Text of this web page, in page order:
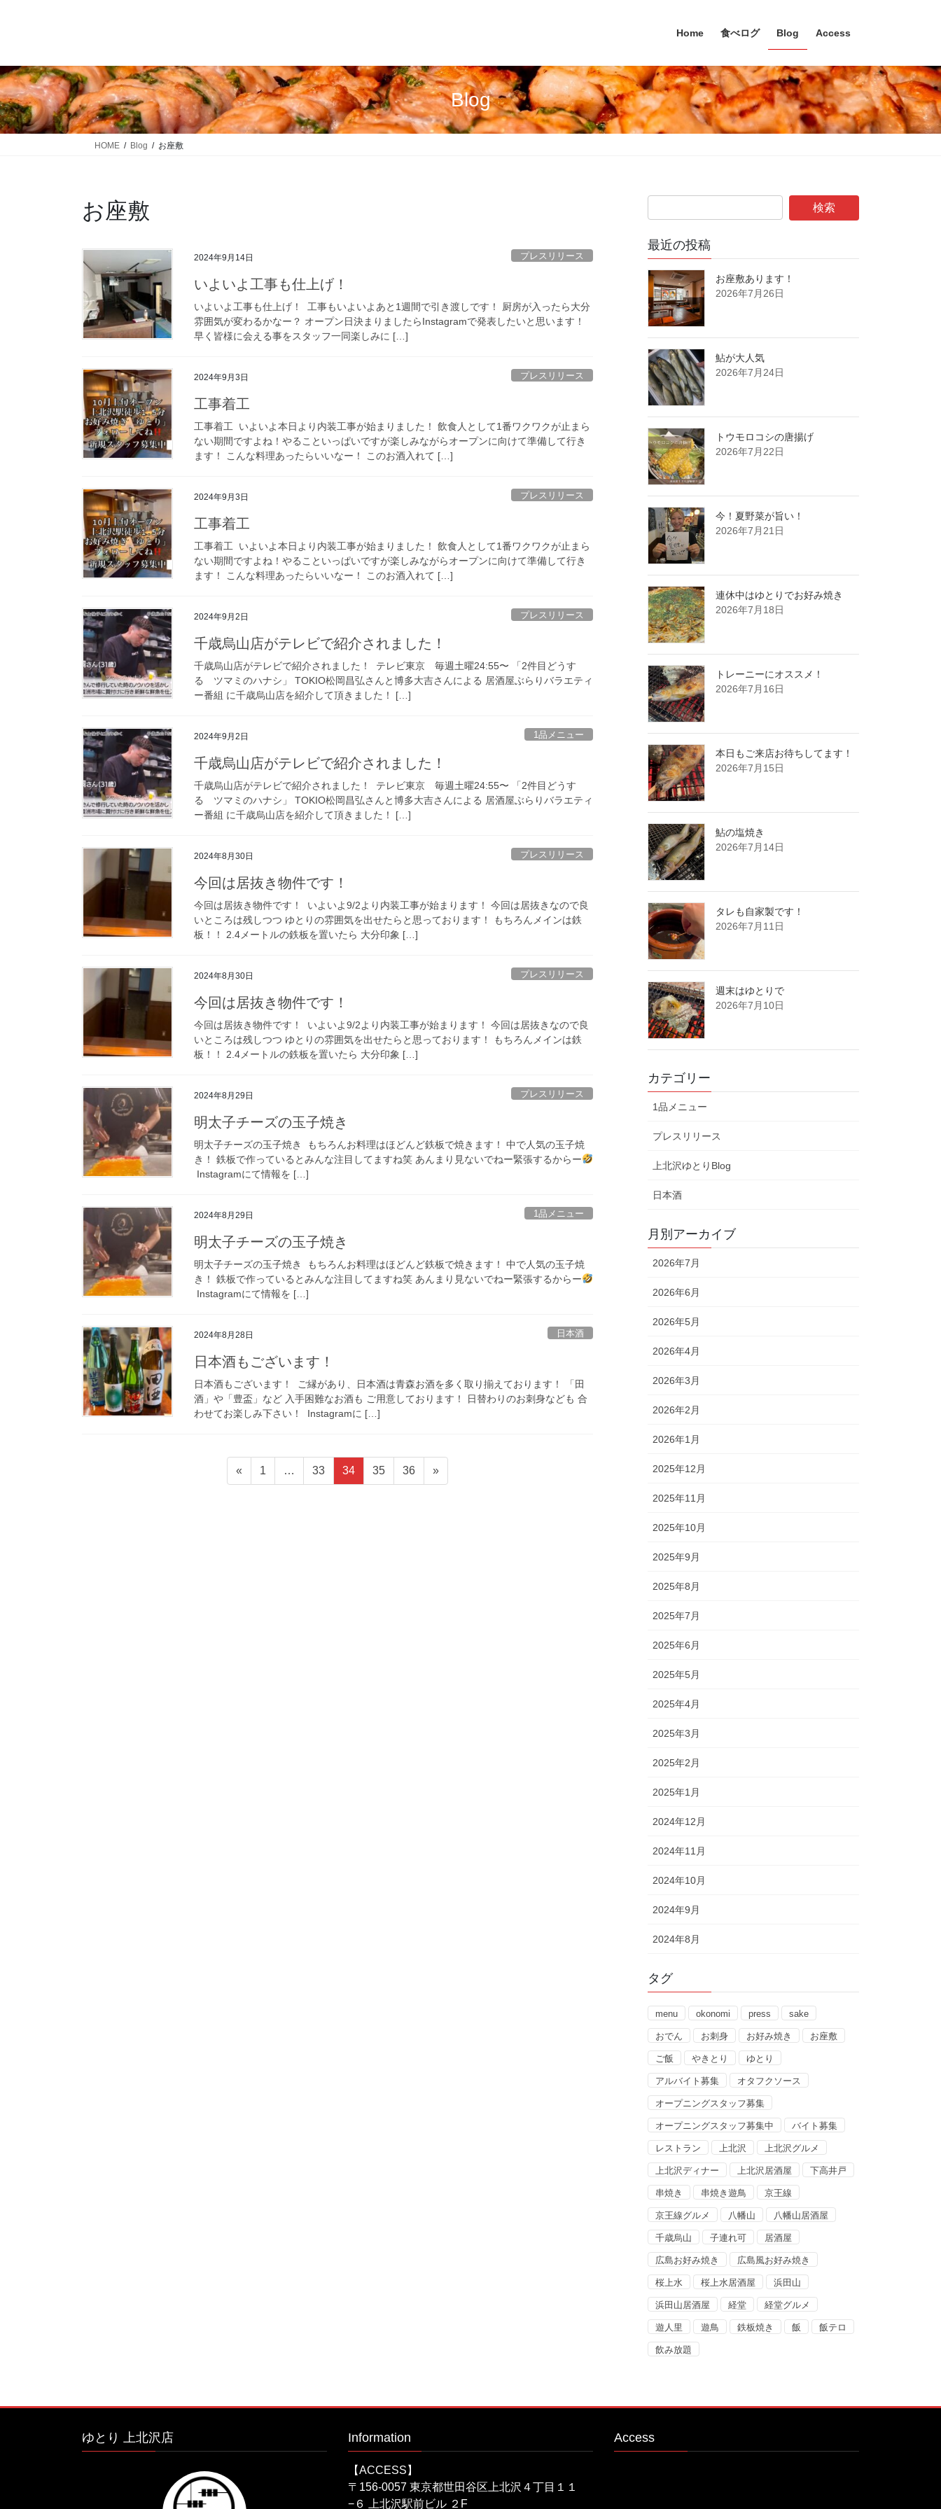
ツ
に
移
動
シ
ョ
ン
に
Home 食べログ Blog Access
Blog
HOME Blog お座敷
お座敷
2024年9月14日 プレスリリース
いよいよ工事も仕上げ！
いよいよ工事も仕上げ！ ⁡ 工事もいよいよあと1週間で引き渡しです！ 厨房が入ったら大分
雰囲気が変わるかなー？ オープン日決まりましたらInstagramで発表したいと思います！
早く皆様に会える事をスタッフ一同楽しみに […]
2024年9月3日 プレスリリース
工事着工
工事着工 ⁡ いよいよ本日より内装工事が始まりました！ 飲食人として1番ワクワクが止まら
ない期間ですよね！やることいっぱいですが楽しみながらオープンに向けて準備して行き
ます！ こんな料理あったらいいなー！ このお酒入れて […]
2024年9月3日 プレスリリース
工事着工
工事着工 ⁡ いよいよ本日より内装工事が始まりました！ 飲食人として1番ワクワクが止まら
ない期間ですよね！やることいっぱいですが楽しみながらオープンに向けて準備して行き
ます！ こんな料理あったらいいなー！ このお酒入れて […]
2024年9月2日 プレスリリース
千歳烏山店がテレビで紹介されました！
千歳烏山店がテレビで紹介されました！ ⁡ テレビ東京 毎週土曜24:55〜 「2件目どうす
る ツマミのハナシ」 TOKIO松岡昌弘さんと博多大吉さんによる 居酒屋ぶらりバラエティ
ー番組 に千歳烏山店を紹介して頂きました！ […]
2024年9月2日 1品メニュー
千歳烏山店がテレビで紹介されました！
千歳烏山店がテレビで紹介されました！ ⁡ テレビ東京 毎週土曜24:55〜 「2件目どうす
る ツマミのハナシ」 TOKIO松岡昌弘さんと博多大吉さんによる 居酒屋ぶらりバラエティ
ー番組 に千歳烏山店を紹介して頂きました！ […]
2024年8月30日 プレスリリース
今回は居抜き物件です！
今回は居抜き物件です！ ⁡ いよいよ9/2より内装工事が始まります！ 今回は居抜きなので良
いところは残しつつ ゆとりの雰囲気を出せたらと思っております！ もちろんメインは鉄
板！！ 2.4メートルの鉄板を置いたら 大分印象 […]
2024年8月30日 プレスリリース
今回は居抜き物件です！
今回は居抜き物件です！ ⁡ いよいよ9/2より内装工事が始まります！ 今回は居抜きなので良
いところは残しつつ ゆとりの雰囲気を出せたらと思っております！ もちろんメインは鉄
板！！ 2.4メートルの鉄板を置いたら 大分印象 […]
2024年8月29日 プレスリリース
明太子チーズの玉子焼き
明太子チーズの玉子焼き ⁡ もちろんお料理はほどんど鉄板で焼きます！ 中で人気の玉子焼
き！ 鉄板で作っているとみんな注目してますね笑 あんまり見ないでねー緊張するからー
⁡ Instagramにて情報を […]
2024年8月29日 1品メニュー
明太子チーズの玉子焼き
明太子チーズの玉子焼き ⁡ もちろんお料理はほどんど鉄板で焼きます！ 中で人気の玉子焼
き！ 鉄板で作っているとみんな注目してますね笑 あんまり見ないでねー緊張するからー
⁡ Instagramにて情報を […]
2024年8月28日 日本酒
日本酒もございます！
日本酒もございます！ ⁡ ご縁があり、日本酒は青森お酒を多く取り揃えております！ 「田
酒」や「豊盃」など 入手困難なお酒も ご用意しております！ 日替わりのお刺身なども 合
わせてお楽しみ下さい！ ⁡ Instagramに […]
«
ペ
ー
1 …
ペ
ー
33
ペ
ー
34
ペ
ー
35
ペ
ー
36 »
最近の投稿
お座敷あります！
2026年7月26日
鮎が大人気️
2026年7月24日
トウモロコシの唐揚げ
2026年7月22日
今！夏野菜が旨い！
2026年7月21日
連休中はゆとりでお好み焼き
2026年7月18日
トレーニーにオススメ！
2026年7月16日
本日もご来店お待ちしてます！
2026年7月15日
鮎の塩焼き
2026年7月14日
タレも自家製です！
2026年7月11日
週末はゆとりで
2026年7月10日
カテゴリー
1品メニュー
プレスリリース
上北沢ゆとりBlog
日本酒
月別アーカイブ
2026年7月
2026年6月
2026年5月
2026年4月
2026年3月
2026年2月
2026年1月
2025年12月
2025年11月
2025年10月
2025年9月
2025年8月
2025年7月
2025年6月
2025年5月
2025年4月
2025年3月
2025年2月
2025年1月
2024年12月
2024年11月
2024年10月
2024年9月
2024年8月
タグ
menu okonomi press sake
おでん お刺身 お好み焼き お座敷
ご飯 やきとり ゆとり
アルバイト募集 オタフクソース
オープニングスタッフ募集
オープニングスタッフ募集中 バイト募集
レストラン 上北沢 上北沢グルメ
上北沢ディナー 上北沢居酒屋 下高井戸
串焼き 串焼き遊鳥 京王線
京王線グルメ 八幡山 八幡山居酒屋
千歳烏山 子連れ可 居酒屋
広島お好み焼き 広島風お好み焼き
桜上水 桜上水居酒屋 浜田山
浜田山居酒屋 経堂 経堂グルメ
遊人里 遊鳥 鉄板焼き 飯 飯テロ
飲み放題
ゆとり 上北沢店 Information
【ACCESS】
〒156-0057 東京都世田谷区上北沢４丁目１１
−６ 上北沢駅前ビル ２F
Access